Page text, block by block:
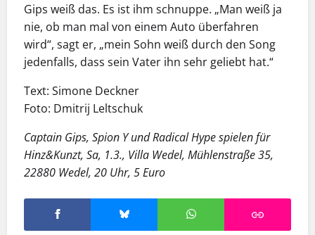
Gips weiß das. Es ist ihm schnuppe. „Man weiß ja
nie, ob man mal von einem Auto überfahren
wird“, sagt er, „mein Sohn weiß durch den Song
jedenfalls, dass sein Vater ihn sehr geliebt hat.“
Text: Simone Deckner
Foto: Dmitrij Leltschuk
Captain Gips, Spion Y und Radical Hype spielen für
Hinz&Kunzt, Sa, 1.3., Villa Wedel, Mühlenstraße 35,
22880 Wedel, 20 Uhr, 5 Euro